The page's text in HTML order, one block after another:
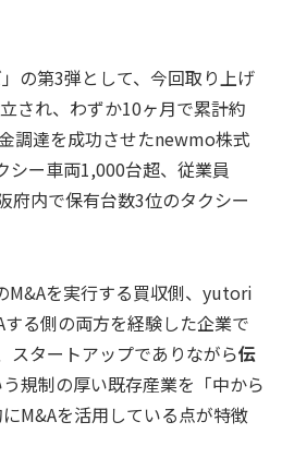
の第3弾として、今回取り上げ
され、わずか10ヶ月で累計約
調達を成功させたnewmo株式
シー車両1,000台超、従業員
府内で保有台数3位のタクシー
M&Aを実行する買収側、yutori
る側の両方を経験した企業で
スタートアップでありながら伝
う規制の厚い既存産業を「中から
M&Aを活用している点が特徴